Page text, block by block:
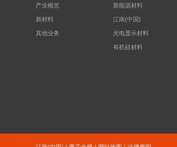
产业概览
新材料
其他业务
新能源材料
江南(中国)
光电显示材料
有机硅材料